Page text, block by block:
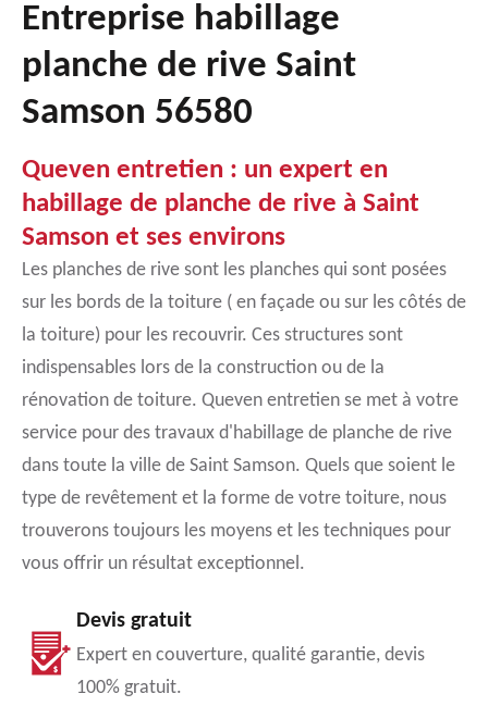
Entreprise habillage
planche de rive Saint
Samson 56580
Queven entretien : un expert en
habillage de planche de rive à Saint
Samson et ses environs
Les planches de rive sont les planches qui sont posées
sur les bords de la toiture ( en façade ou sur les côtés de
la toiture) pour les recouvrir. Ces structures sont
indispensables lors de la construction ou de la
rénovation de toiture. Queven entretien se met à votre
service pour des travaux d'habillage de planche de rive
dans toute la ville de Saint Samson. Quels que soient le
type de revêtement et la forme de votre toiture, nous
trouverons toujours les moyens et les techniques pour
vous offrir un résultat exceptionnel.
Devis gratuit
Expert en couverture, qualité garantie, devis
100% gratuit.